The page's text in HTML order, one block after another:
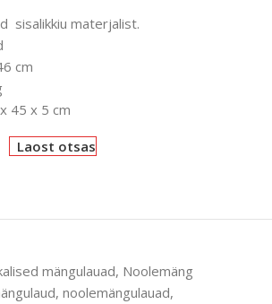
sisalikkiu materjalist.
cm
45 x 5 cm
Laost otsas
mängulauad, Noolemäng
, noolemängulauad,